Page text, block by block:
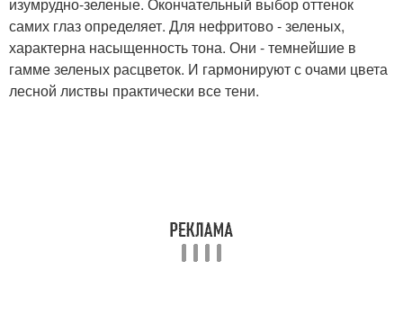
самих глаз определяет. Для нефритово - зеленых,
характерна насыщенность тона. Они - темнейшие в
гамме зеленых расцветок. И гармонируют с очами цвета
лесной листвы практически все тени.